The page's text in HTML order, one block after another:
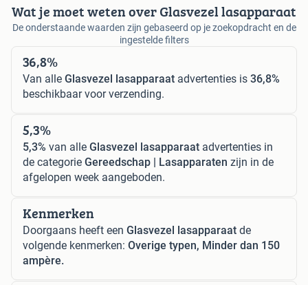
Wat je moet weten over Glasvezel lasapparaat
De onderstaande waarden zijn gebaseerd op je zoekopdracht en de
ingestelde filters
36,8%
Van alle Glasvezel lasapparaat advertenties is 36,8%
beschikbaar voor verzending.
5,3%
5,3% van alle Glasvezel lasapparaat advertenties in
de categorie Gereedschap | Lasapparaten zijn in de
afgelopen week aangeboden.
Kenmerken
Doorgaans heeft een Glasvezel lasapparaat de
volgende kenmerken: Overige typen, Minder dan 150
ampère.